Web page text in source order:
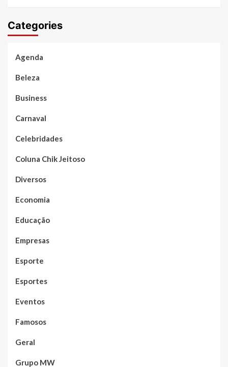
Categories
Agenda
Beleza
Business
Carnaval
Celebridades
Coluna Chik Jeitoso
Diversos
Economia
Educação
Empresas
Esporte
Esportes
Eventos
Famosos
Geral
Grupo MW